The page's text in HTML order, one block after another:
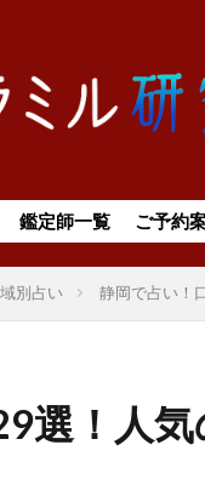
鑑定師一覧 ご予約
別占い 静岡で占い！
選！人気